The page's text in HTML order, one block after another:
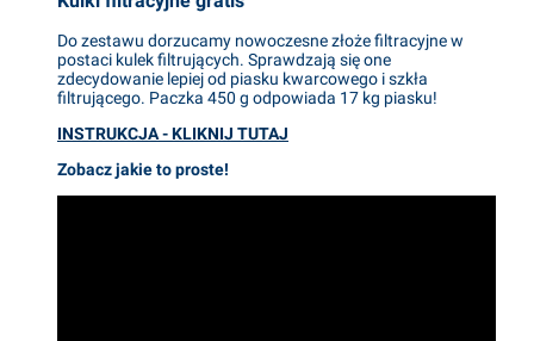
Do zestawu dorzucamy nowoczesne złoże filtracyjne w
postaci kulek filtrujących. Sprawdzają się one
zdecydowanie lepiej od piasku kwarcowego i szkła
filtrującego. Paczka 450 g odpowiada 17 kg piasku!
INSTRUKCJA - KLIKNIJ TUTAJ
Zobacz jakie to proste!